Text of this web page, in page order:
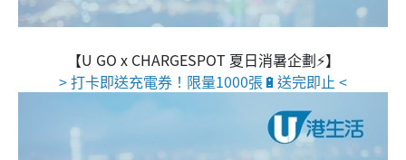
【U GO x CHARGESPOT 夏日消暑企劃⚡】
> 打卡即送充電券！限量1000張🔋送完即止 <